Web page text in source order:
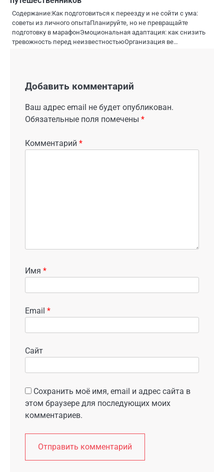
Содержание:Как подготовиться к переезду и не сойти с ума:
советы из личного опытаПланируйте, но не превращайте
подготовку в марафонЭмоциональная адаптация: как снизить
тревожность перед неизвестностьюОрганизация ве…
Добавить комментарий
Ваш адрес email не будет опубликован.
Обязательные поля помечены *
Комментарий *
Имя *
Email *
Сайт
Сохранить моё имя, email и адрес сайта в
этом браузере для последующих моих
комментариев.